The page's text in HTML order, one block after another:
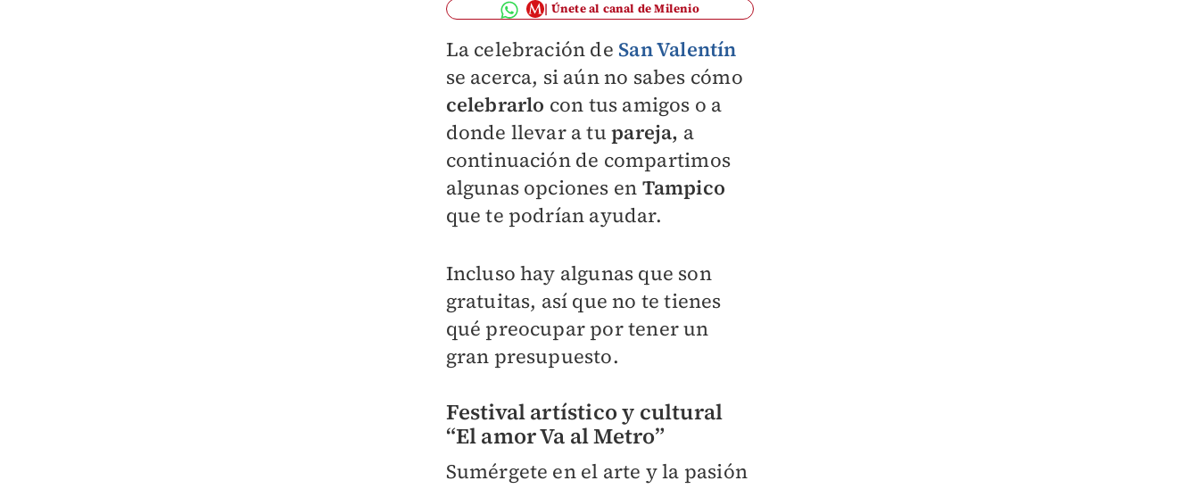
Únete al canal de Milenio
La celebración de San Valentín
se acerca, si aún no sabes cómo
celebrarlo con tus amigos o a
donde llevar a tupareja, a
continuación de compartimos
algunas opciones en Tampico
que te podrían ayudar.
Incluso hay algunas que son
gratuitas, así que no te tienes
qué preocupar por tener un
gran presupuesto.
Festival artístico y cultural
“El amor Va al Metro”
Sumérgete en el arte y la pasión